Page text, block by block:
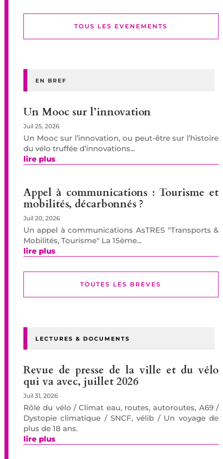
TOUS LES EVENEMENTS
EN BREF
Un Mooc sur l’innovation
Juil 25, 2026
Un Mooc sur l’innovation, ou peut-être sur l’histoire
du vélo truffée d’innovations...
lire plus
Appel à communications : Tourisme et
mobilités, décarbonnés ?
Juil 20, 2026
Un appel à communications AsTRES "Transports &
Mobilités, Tourisme" La 15ème...
lire plus
TOUTES LES BREVES
LECTURES & DOCUMENTS
Revue de presse de la ville et du vélo
qui va avec, juillet 2026
Juil 31, 2026
Rôle du vélo / Climat eau, routes, autoroutes, A69 /
Dystopie climatique / SNCF, vélib / Un voyage de
plus de 18 ans.
lire plus